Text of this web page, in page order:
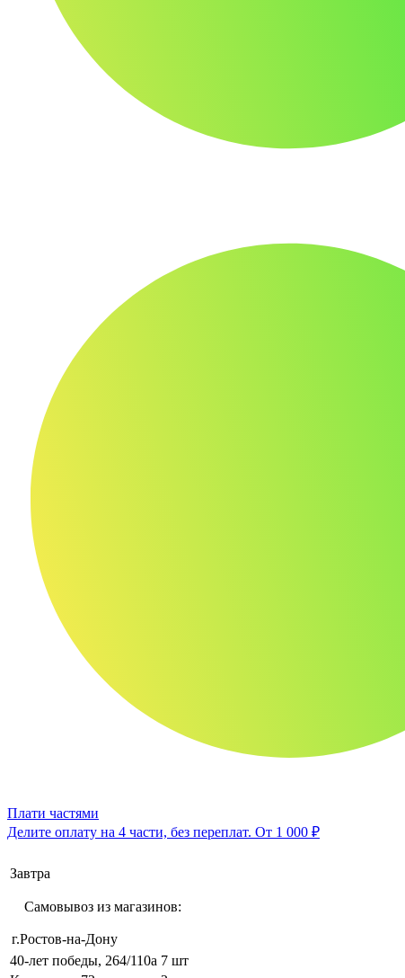
Плати частями
Делите оплату на 4 части, без переплат. От 1 000 ₽
Завтра
Самовывоз из магазинов:
г.Ростов-на-Дону
40-лет победы, 264/110а 7 шт